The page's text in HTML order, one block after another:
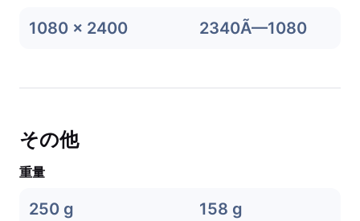
1080 x 2400 2340Ã—1080
その他
重量
250 g 158 g